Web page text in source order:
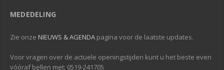
MEDEDELING
Zie onze NIEUWS & AGENDA pagina voor de laatste updates.
Voor vragen over de actuele openingstijden kunt u het beste even
vóóraf bellen met: 0519-241705